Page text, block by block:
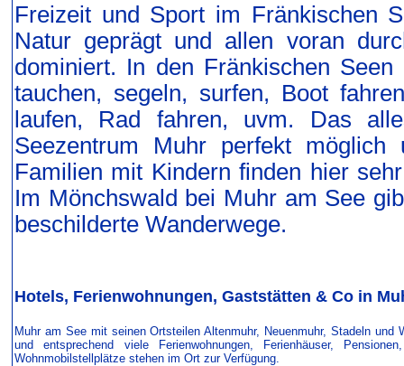
Freizeit und Sport im Fränkischen
Natur geprägt und allen voran
dominiert. In den Fränkischen
tauchen, segeln, surfen, Boot
laufen, Rad fahren, uvm. Das
Seezentrum Muhr perfekt
Familien mit Kindern finden hier
Im Mönchswald bei Muhr am See
beschilderte Wanderwege.
Hotels, Ferienwohnungen, Gaststätten & Co in
Muhr am See mit seinen Ortsteilen Altenmuhr, Neuenmuhr, Stadeln
und entsprechend viele Ferienwohnungen, Ferienhäuser,
Wohnmobilstellplätze stehen im Ort zur Verfügung.